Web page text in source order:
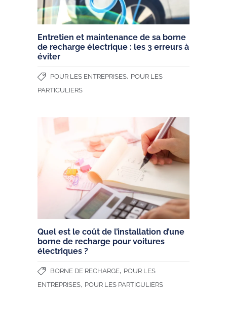
Entretien et maintenance de sa borne
de recharge électrique : les 3 erreurs à
éviter
POUR LES ENTREPRISES, POUR LES
PARTICULIERS
Quel est le coût de l’installation d’une
borne de recharge pour voitures
électriques ?
BORNE DE RECHARGE, POUR LES
ENTREPRISES, POUR LES PARTICULIERS